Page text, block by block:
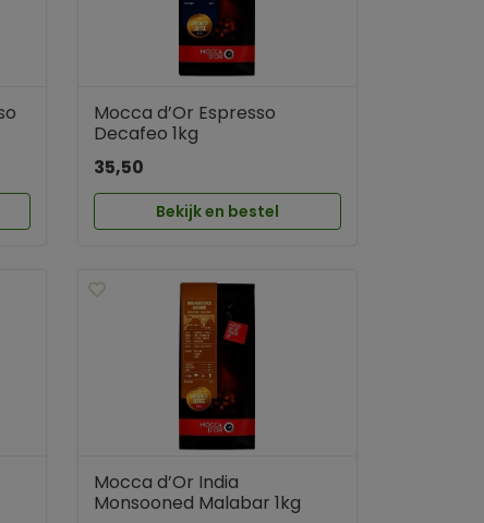
Mocca d’Or Espresso
Decafeo 1kg
35,50
Bekijk en bestel
Mocca d’Or India
Monsooned Malabar 1kg